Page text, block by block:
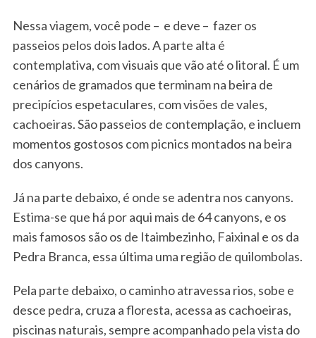
Nessa viagem, você pode – e deve – fazer os
passeios pelos dois lados. A parte alta é
contemplativa, com visuais que vão até o litoral. É um
cenários de gramados que terminam na beira de
precipícios espetaculares, com visões de vales,
cachoeiras. São passeios de contemplação, e incluem
momentos gostosos com picnics montados na beira
dos canyons.
Já na parte debaixo, é onde se adentra nos canyons.
Estima-se que há por aqui mais de 64 canyons, e os
mais famosos são os de Itaimbezinho, Faixinal e os da
Pedra Branca, essa última uma região de quilombolas.
Pela parte debaixo, o caminho atravessa rios, sobe e
desce pedra, cruza a floresta, acessa as cachoeiras,
piscinas naturais, sempre acompanhado pela vista do